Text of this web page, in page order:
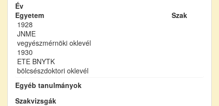
Év
Egyetem
Szak
1928
JNME
vegyészmérnöki oklevél
1930
ETE BNYTK
bölcsészdoktori oklevél
Egyéb tanulmányok
Szakvizsgák